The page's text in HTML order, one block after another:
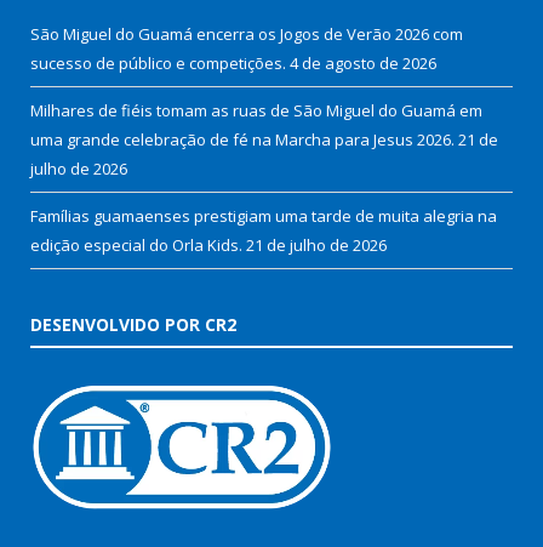
São Miguel do Guamá encerra os Jogos de Verão 2026 com
sucesso de público e competições. 4 de agosto de 2026
Milhares de fiéis tomam as ruas de São Miguel do Guamá em
uma grande celebração de fé na Marcha para Jesus 2026. 21 de
julho de 2026
Famílias guamaenses prestigiam uma tarde de muita alegria na
edição especial do Orla Kids. 21 de julho de 2026
DESENVOLVIDO POR CR2